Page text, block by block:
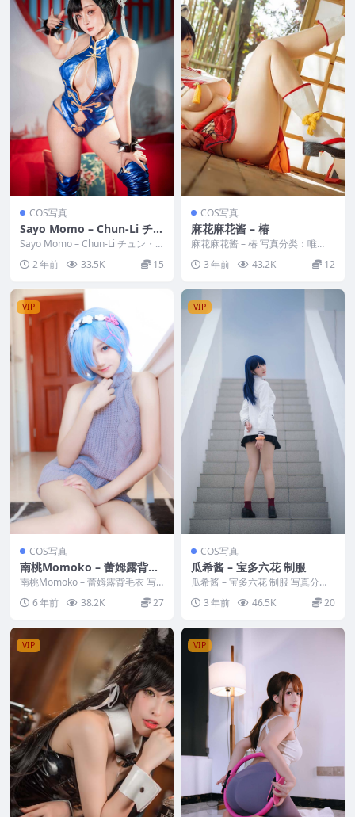
COS写真
Sayo Momo – Chun-Li チュ
ン・リー Nud!e Fighter
Sayo Momo – Chun-Li チュン・
2 年前 33.5K 15
COS写真
麻花麻花酱 – 椿
麻花麻花酱 – 椿 写真分类：唯
美，参与模特：麻花麻花酱 [套图
大小]：[30P...
3 年前 43.2K 12
VIP
COS写真
南桃Momoko – 蕾姆露背毛
衣
南桃Momoko – 蕾姆露背毛衣 写
真分类：唯美，参与模特：南桃M
omoko ...
6 年前 38.2K 27
VIP
COS写真
瓜希酱 – 宝多六花 制服
瓜希酱 – 宝多六花 制服 写真分
类：唯美，参与模特：瓜希酱 [套
图大小]：[1...
3 年前 46.5K 20
VIP VIP